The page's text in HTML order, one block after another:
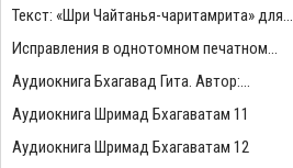
Текст: «Шри Чайтанья-чаритамрита» для...
Исправления в однотомном печатном...
Аудиокнига Бхагавад Гита. Автор:...
Аудиокнига Шримад Бхагаватам 11
Аудиокнига Шримад Бхагаватам 12